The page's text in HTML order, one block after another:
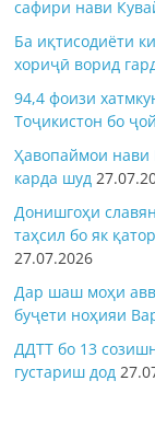
сафири нави
Ба иқтисодиёти
хориҷӣ ворид
94,4 фоизи
Тоҷикистон бо
Ҳавопаймои нави
карда шуд
Донишгоҳи
таҳсил бо як
27.07.2026
Дар шаш моҳи
буҷети ноҳияи
ДДТТ бо 13
густариш дод